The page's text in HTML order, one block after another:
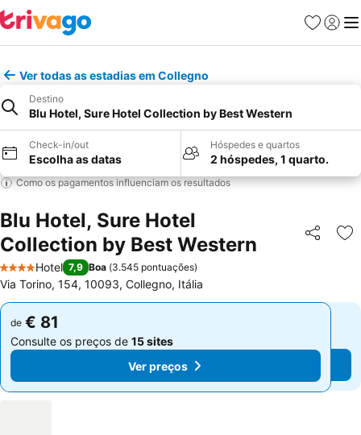
Favoritos
Iniciar
Ver todas as estadias em Collegno
Destino
Blu Hotel, Sure Hotel Collection by Best Western
Check-in/out
Escolha as datas
Hóspedes e quartos
2 hóspedes, 1 quarto.
Como os pagamentos influenciam os resultados
Blu Hotel, Sure Hotel
Collection by Best Western
Partilhar
4 Estrelas
Hotel 7,9 Boa (3.545 pontuações)
Via Torino, 154, 10093, Collegno, Itália
de € 81
Consulte os preços de 15 sites
Ver preços
de € 81
Consulte os preços de 15 sites
Ver preços